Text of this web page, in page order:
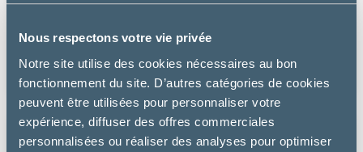
Nous respectons votre vie privée
Notre site utilise des cookies nécessaires au bon
fonctionnement du site. D’autres catégories de cookies
peuvent être utilisées pour personnaliser votre
expérience, diffuser des offres commerciales
personnalisées ou réaliser des analyses pour optimiser
Specific
HYPOALLERGENIC TREATS – FRIANDISES CHIEN
5.34 €